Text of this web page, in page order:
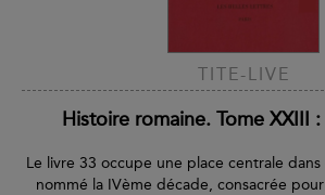
TITE-LIVE
Histoire romaine. Tome XXIII :
Le livre 33 occupe une place centrale
nommé la IVème décade, consacrée